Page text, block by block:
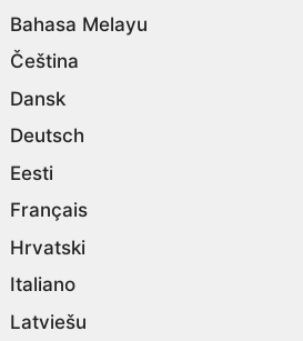
Bahasa Melayu
Čeština
Dansk
Deutsch
Eesti
Français
Hrvatski
Italiano
Latviešu